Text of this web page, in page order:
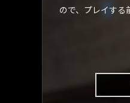
ので、プレイする